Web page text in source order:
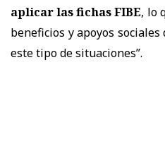
aplicar las fichas FIBE, lo
beneficios y apoyos
este tipo de situaciones”.